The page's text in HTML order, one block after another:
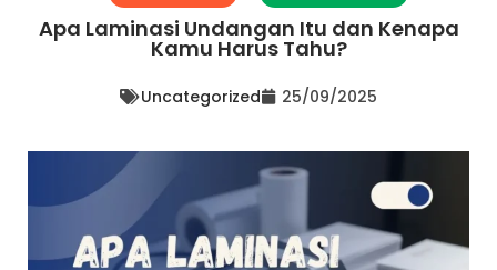
Apa Laminasi Undangan Itu dan Kenapa
Kamu Harus Tahu?
Uncategorized 25/09/2025